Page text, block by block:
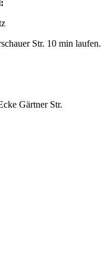
Str. 10 min laufen.
Gärtner Str.